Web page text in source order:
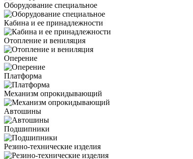
Оборудование специальное
Кабина и ее принадлежности
Отопление и вениляция
Оперение
Платформа
Механизм опрокидывающий
Автошины
Подшипники
Резино-технические изделия